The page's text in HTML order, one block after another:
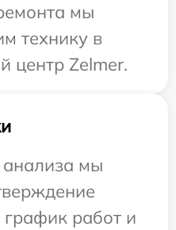
мы
технику в
центр Zelmer.
анализа мы
график работ и